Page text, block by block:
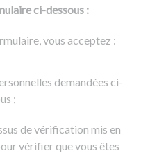
ci-dessous :
vous acceptez :
demandées ci-
;
de vérification mis en
vérifier que vous êtes